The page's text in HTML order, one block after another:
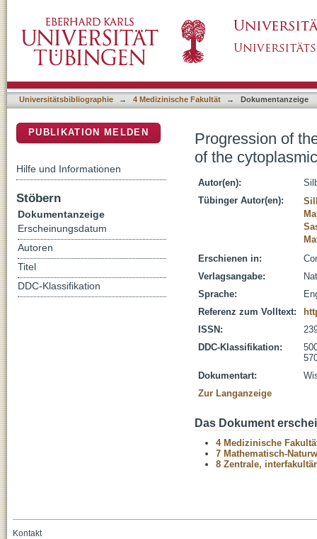
Universitätsbibliographie → 4 Medizinische Fakultät → Dokumentanzeige
Progression of
of the
Autor(en):
Tübinger Autor(en):
Erschienen in:
Verlagsangabe:
Sprache:
Referenz zum Volltext:
ISSN:
DDC-Klassifikation:
Dokumentart:
Zur Langanzeige
Das Dokument
4 Medizinische
7 Mathematisch-
8 Zentrale,
PUBLIKATION MELDEN
Hilfe und Informationen
Stöbern
Dokumentanzeige
Erscheinungsdatum
Autoren
Titel
DDC-Klassifikation
Kontakt